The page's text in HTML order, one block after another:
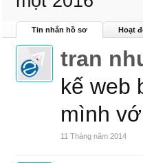
Tin nhắn hồ sơ Hoạt
tran
kế web
mình
11 Tháng năm 2014